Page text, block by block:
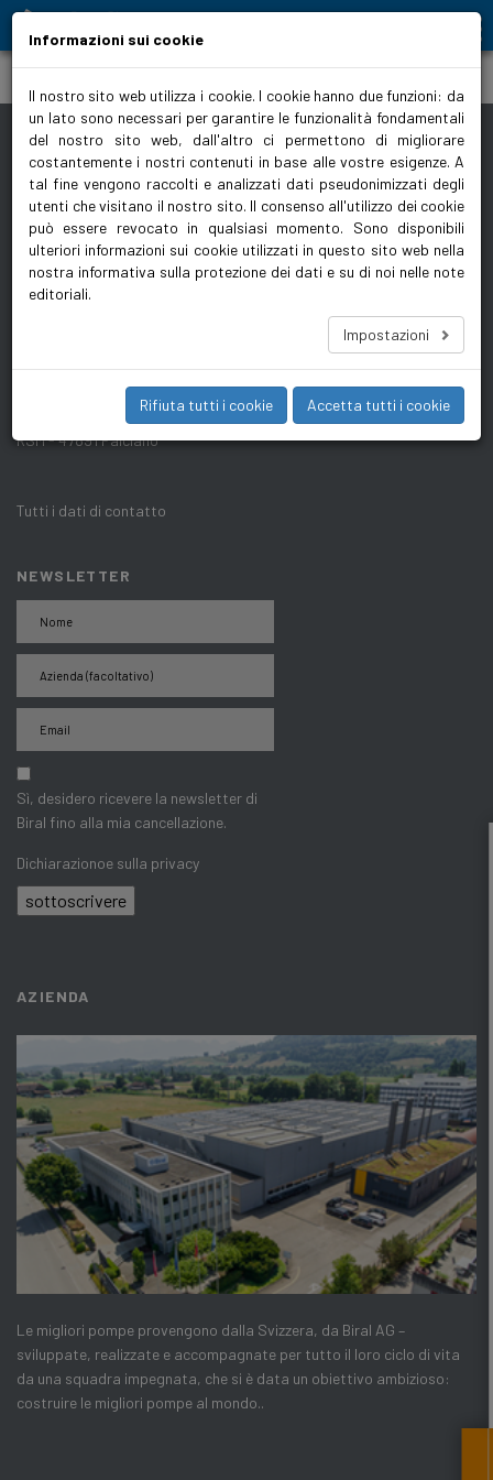
ACCESSO RAPIDO
Comunicati
stampa/Immagini
CGC
Whistleblower
Note editoriali
Protezione dei dati
Ufficio Biral Italia
Strada degli Angariari
RSM - 47891 Falciano
Tutti i dati di contatto
T +378 0549 941537
NEWSLETTER
Sì, desidero ricevere la newsletter di
Biral fino alla mia cancellazione.
Dichiarazionoe sulla privacy
sottoscrivere
AZIENDA
Le migliori pompe provengono dalla Svizzera, da Biral AG –
sviluppate, realizzate e accompagnate per tutto il loro ciclo di vita
da una squadra impegnata, che si è data un obiettivo ambizioso:
costruire le migliori pompe al mondo..
Informazioni sui cookie
Il nostro sito web utilizza i cookie. I cookie hanno due funzioni: da
un lato sono necessari per garantire le funzionalità fondamentali
del nostro sito web, dall'altro ci permettono di migliorare
costantemente i nostri contenuti in base alle vostre esigenze. A
tal fine vengono raccolti e analizzati dati pseudonimizzati degli
utenti che visitano il nostro sito. Il consenso all'utilizzo dei cookie
può essere revocato in qualsiasi momento. Sono disponibili
ulteriori informazioni sui cookie utilizzati in questo sito web nella
nostra informativa sulla protezione dei dati e su di noi nelle note
editoriali.
Impostazioni
Rifiuta tutti i cookie Accetta tutti i cookie